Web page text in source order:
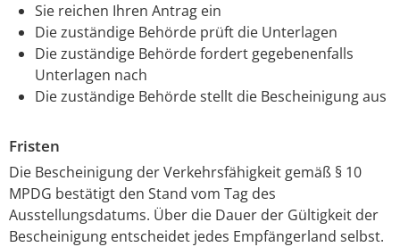
Sie reichen Ihren Antrag ein
Die zuständige Behörde prüft die Unterlagen
Die zuständige Behörde fordert gegebenenfalls
Unterlagen nach
Die zuständige Behörde stellt die Bescheinigung aus
Fristen
Die Bescheinigung der Verkehrsfähigkeit gemäß § 10
MPDG bestätigt den Stand vom Tag des
Ausstellungsdatums. Über die Dauer der Gültigkeit der
Bescheinigung entscheidet jedes Empfängerland selbst.